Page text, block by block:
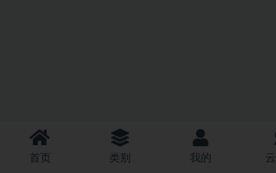
首页 类别 我的